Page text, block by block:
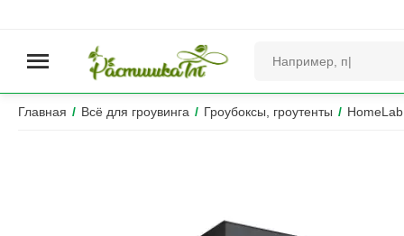
Главная / Всё для гроувинга / Гроубоксы, гроутенты / HomeLab